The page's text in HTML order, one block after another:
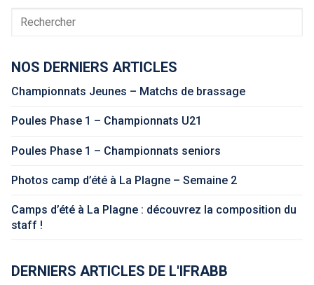
Rechercher
NOS DERNIERS ARTICLES
Championnats Jeunes – Matchs de brassage
Poules Phase 1 – Championnats U21
Poules Phase 1 – Championnats seniors
Photos camp d’été à La Plagne – Semaine 2
Camps d’été à La Plagne : découvrez la composition du
staff !
DERNIERS ARTICLES DE L'IFRABB